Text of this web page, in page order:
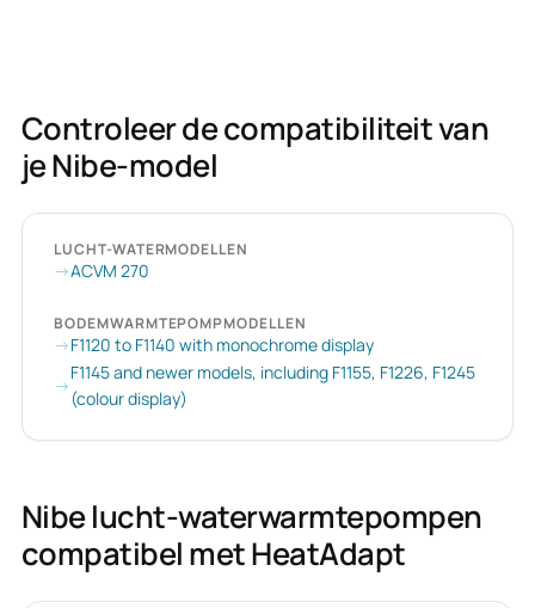
Controleer de compatibiliteit van
je Nibe-model
LUCHT-WATERMODELLEN
ACVM 270
BODEMWARMTEPOMPMODELLEN
F1120 to F1140 with monochrome display
F1145 and newer models, including F1155, F1226, F1245
(colour display)
Nibe lucht-waterwarmtepompen
compatibel met HeatAdapt